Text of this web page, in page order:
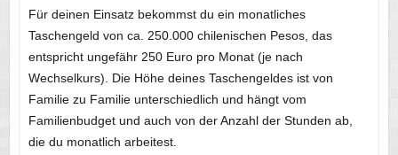
Für deinen Einsatz bekommst du ein monatliches
Taschengeld von ca. 250.000 chilenischen Pesos, das
entspricht ungefähr 250 Euro pro Monat (je nach
Wechselkurs). Die Höhe deines Taschengeldes ist von
Familie zu Familie unterschiedlich und hängt vom
Familienbudget und auch von der Anzahl der Stunden ab,
die du monatlich arbeitest.